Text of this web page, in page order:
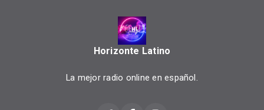
Horizonte Latino
La mejor radio online en español.